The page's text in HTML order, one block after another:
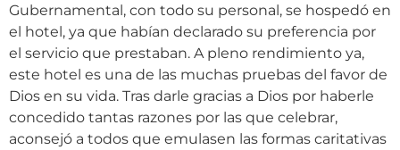
Gubernamental, con todo su personal, se hospedó en
el hotel, ya que habían declarado su preferencia por
el servicio que prestaban. A pleno rendimiento ya,
este hotel es una de las muchas pruebas del favor de
Dios en su vida. Tras darle gracias a Dios por haberle
concedido tantas razones por las que celebrar,
aconsejó a todos que emulasen las formas caritativas